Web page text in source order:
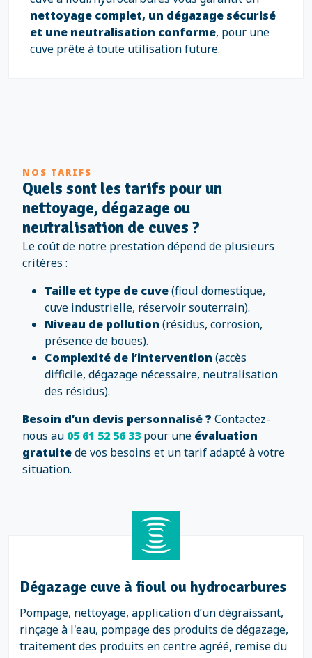
nettoyage complet, un dégazage sécurisé
et une neutralisation conforme, pour une
cuve prête à toute utilisation future.
NOS TARIFS
Quels sont les tarifs pour un
nettoyage, dégazage ou
neutralisation de cuves ?
Le coût de notre prestation dépend de plusieurs
critères :
Taille et type de cuve(fioul domestique,
cuve industrielle, réservoir souterrain).
Niveau de pollution (résidus, corrosion,
présence de boues).
Complexité de l’intervention (accès
difficile, dégazage nécessaire, neutralisation
des résidus).
Besoin d’un devis personnalisé ? Contactez-
nous au 05 61 52 56 33 pour une évaluation
gratuitede vos besoins et un tarif adapté à votre
situation.
Dégazage cuve à fioul ou hydrocarbures
Pompage, nettoyage, application d’un dégraissant,
rinçage à l'eau, pompage des produits de dégazage,
traitement des produits en centre agréé, remise du